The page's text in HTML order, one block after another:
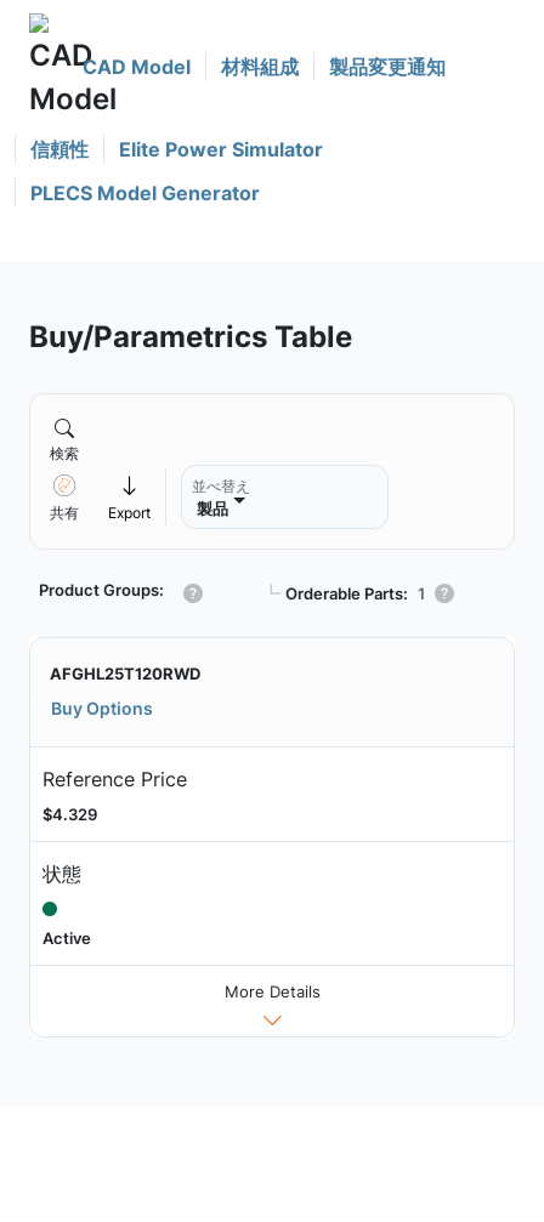
CAD Model 材料組成 製品変更通知
信頼性
Elite Power Simulator
PLECS Model Generator
Buy/Parametrics Table
検索
共有 Export
並べ替え
製品
Product Groups: ┗ Orderable Parts: 1
AFGHL25T120RWD
Buy Options
Reference Price
$4.329
状態
Active
More Details